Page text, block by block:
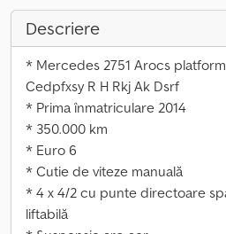
Descriere
* Mercedes 2751 Arocs
Cedpfxsy R H Rkj Ak Dsrf
* Prima înmatriculare 2014
* 350.000 km
* Euro 6
* Cutie de viteze manuală
* 4 x 4/2 cu punte directoare
liftabilă